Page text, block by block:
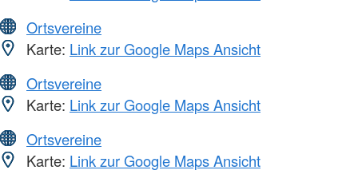
Ortsvereine
Karte: Link zur Google Maps Ansicht
Ortsvereine
Karte: Link zur Google Maps Ansicht
Ortsvereine
Karte: Link zur Google Maps Ansicht